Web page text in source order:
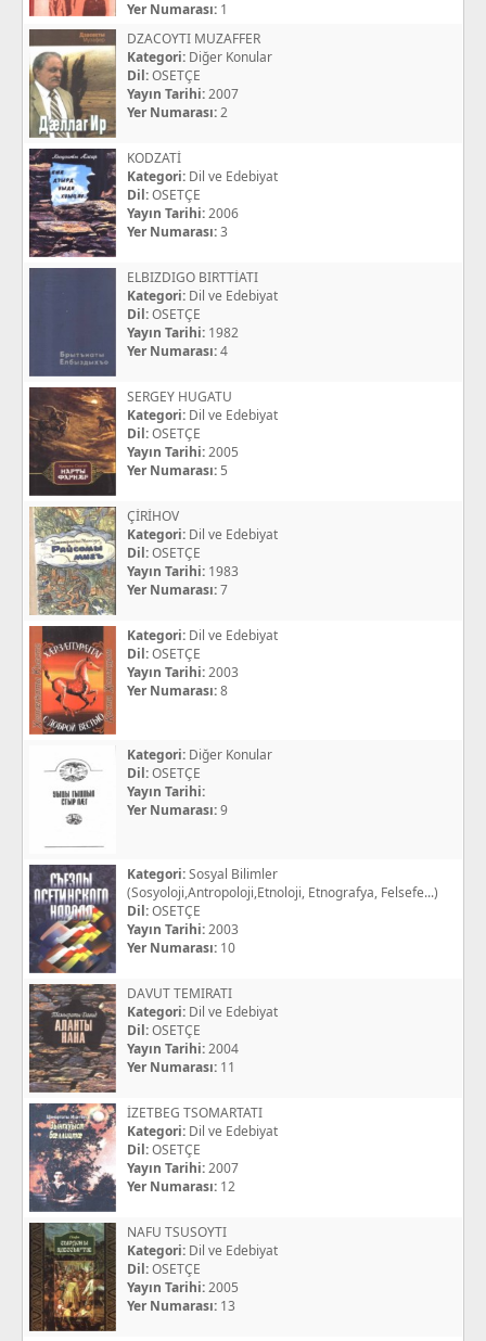
Yer Numarası: 1
DZACOYTI MUZAFFER
Kategori: Diğer Konular
Dil:OSETÇE
Yayın Tarihi:2007
Yer Numarası:2
KODZATİ
Kategori: Dil ve Edebiyat
Dil:OSETÇE
Yayın Tarihi:2006
Yer Numarası:3
ELBIZDIGO BIRTTİATI
Kategori: Dil ve Edebiyat
Dil:OSETÇE
Yayın Tarihi: 1982
Yer Numarası:4
SERGEY HUGATU
Kategori: Dil ve Edebiyat
Dil:OSETÇE
Yayın Tarihi:2005
Yer Numarası: 5
ÇİRİHOV
Kategori: Dil ve Edebiyat
Dil:OSETÇE
Yayın Tarihi: 1983
Yer Numarası:7
Kategori: Dil ve Edebiyat
Dil:OSETÇE
Yayın Tarihi:2003
Yer Numarası:8
Kategori: Diğer Konular
Dil:OSETÇE
Yayın Tarihi:
Yer Numarası:9
Kategori:Sosyal Bilimler
(Sosyoloji,Antropoloji,Etnoloji, Etnografya, Felsefe...)
Dil:OSETÇE
Yayın Tarihi:2003
Yer Numarası: 10
DAVUT TEMIRATI
Kategori: Dil ve Edebiyat
Dil:OSETÇE
Yayın Tarihi:2004
Yer Numarası: 11
İZETBEG TSOMARTATI
Kategori: Dil ve Edebiyat
Dil:OSETÇE
Yayın Tarihi:2007
Yer Numarası: 12
NAFU TSUSOYTI
Kategori: Dil ve Edebiyat
Dil:OSETÇE
Yayın Tarihi:2005
Yer Numarası: 13